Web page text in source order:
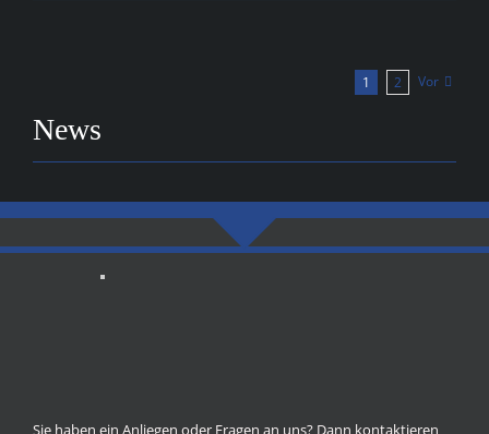
1 2 Vor
News
Sie haben ein Anliegen oder Fragen an uns? Dann kontaktieren